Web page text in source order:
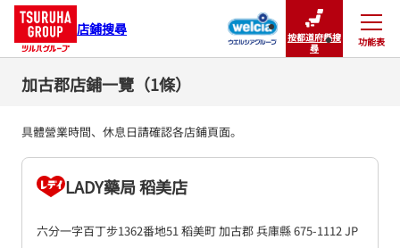
店鋪搜尋
按都道府縣搜
尋
功能表
關閉
加古郡店鋪一覽（1條）
具體營業時間、休息日請確認各店鋪頁面。
LADY藥局 稻美店
六分一字百丁步1362番地51稻美町加古郡兵庫縣675-1112JP